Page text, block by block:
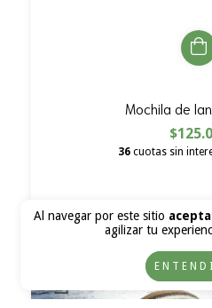
Al navegar por este sitio
agilizar tu
Mochila de
36 cuotas sin